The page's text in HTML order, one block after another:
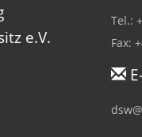
e.V.
Tel.:
Fax: